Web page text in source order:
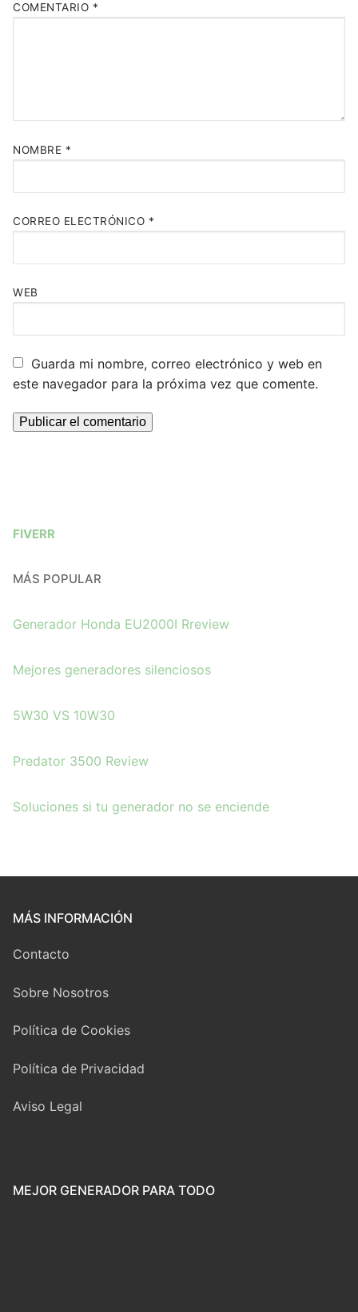
COMENTARIO *
NOMBRE *
CORREO ELECTRÓNICO *
WEB
Guarda mi nombre, correo electrónico y web en
este navegador para la próxima vez que comente.
FIVERR
MÁS POPULAR
Generador Honda EU2000I Rreview
Mejores generadores silenciosos
5W30 VS 10W30
Predator 3500 Review
Soluciones si tu generador no se enciende
MÁS INFORMACIÓN
Contacto
Sobre Nosotros
Política de Cookies
Política de Privacidad
Aviso Legal
MEJOR GENERADOR PARA TODO